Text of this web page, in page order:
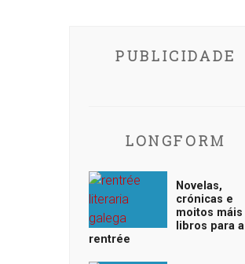
PUBLICIDADE
LONGFORM
Novelas,
crónicas e
moitos máis
libros para a
rentrée